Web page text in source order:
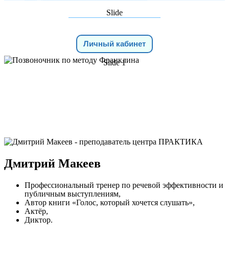
Slide
Личный кабинет
Slide 1
Дмитрий Макеев
Профессиональный тренер по речевой эффективности и
публичным выступлениям,
Автор книги «Голос, который хочется слушать»,
Актёр,
Диктор.